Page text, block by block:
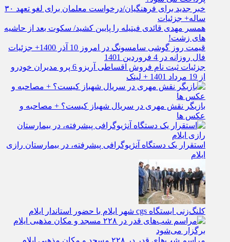
خبر جدید برای فرهنگیان/درخواست معلمان برای لغو تعهد ۳۰
ساله+ جزئیات
همسر مهدی قائدی فیتیله را پایین کشید/ سکوت بعد از حاشیه
های زشت!
قیمت روز گوشی سامسونگ در امروز 10 آذر 1400+ جزئیات
فال روزانه در 4 فروردین 1401
جزئیات ثبت نام فروش اقساطی آریزو 6 پرو مدیران خودرو
از 19 مرداد 1401 + لینک
بازیگر نقش مهری در سریال شهباز کیست؟ + مصاحبه و
عکس ها
استقرار یک دستگاه آنژیوگرافی پیشرفته، در بیمارستان رازی
ایلام
کلنگ‌زنی ایستگاه cgs شهر ایلام با حضور استاندار ایلام